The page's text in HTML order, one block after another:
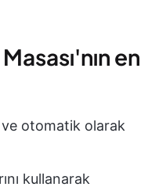
en
ve otomatik olarak
kullanarak